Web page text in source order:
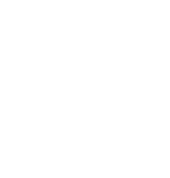
械、生産用機械、
、一般用機械の分類
。 大仙市の統計「産
タを参照していま
推移